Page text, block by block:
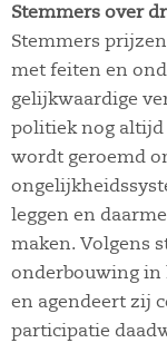
Stemmers over
Stemmers
met feiten en
gelijkwaardige
politiek nog altijd
wordt geroemd
leggen en
maken. Volgens
onderbouwing in
en agendeert zij
participatie